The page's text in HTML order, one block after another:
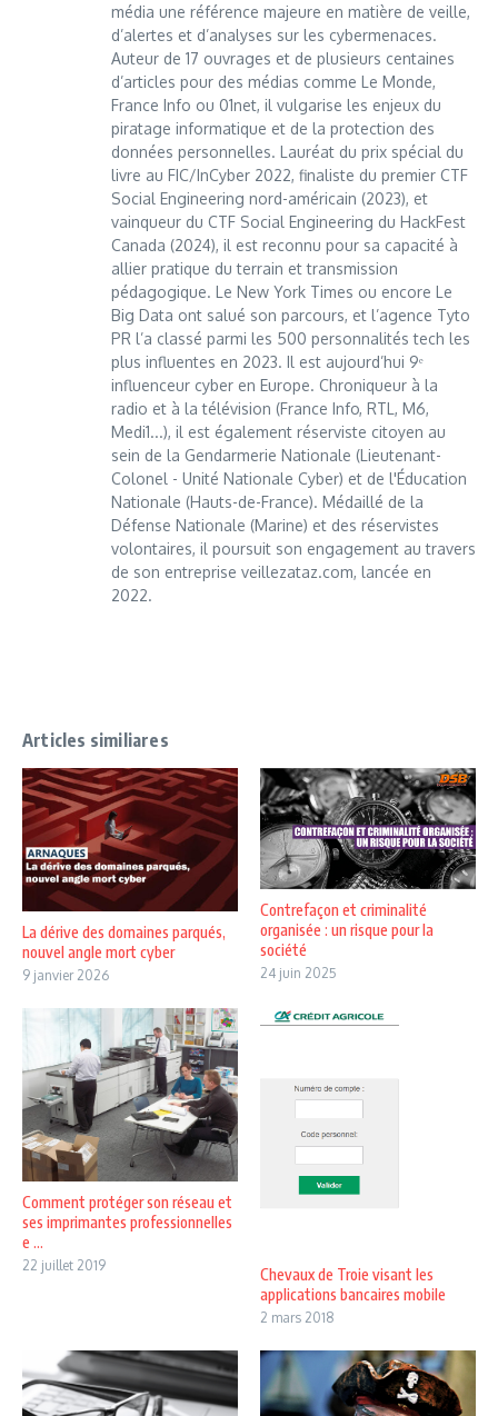
média une référence majeure en matière de veille,
d’alertes et d’analyses sur les cybermenaces.
Auteur de 17 ouvrages et de plusieurs centaines
d’articles pour des médias comme Le Monde,
France Info ou 01net, il vulgarise les enjeux du
piratage informatique et de la protection des
données personnelles. Lauréat du prix spécial du
livre au FIC/InCyber 2022, finaliste du premier CTF
Social Engineering nord-américain (2023), et
vainqueur du CTF Social Engineering du HackFest
Canada (2024), il est reconnu pour sa capacité à
allier pratique du terrain et transmission
pédagogique. Le New York Times ou encore Le
Big Data ont salué son parcours, et l’agence Tyto
PR l’a classé parmi les 500 personnalités tech les
plus influentes en 2023. Il est aujourd’hui 9ᵉ
influenceur cyber en Europe. Chroniqueur à la
radio et à la télévision (France Info, RTL, M6,
Medi1...), il est également réserviste citoyen au
sein de la Gendarmerie Nationale (Lieutenant-
Colonel - Unité Nationale Cyber) et de l'Éducation
Nationale (Hauts-de-France). Médaillé de la
Défense Nationale (Marine) et des réservistes
volontaires, il poursuit son engagement au travers
de son entreprise veillezataz.com, lancée en
2022.
Articles similiares
La dérive des domaines parqués,
nouvel angle mort cyber
9 janvier 2026
Contrefaçon et criminalité
organisée : un risque pour la
société
24 juin 2025
Comment protéger son réseau et
ses imprimantes professionnelles
e ...
22 juillet 2019
Chevaux de Troie visant les
applications bancaires mobile
2 mars 2018